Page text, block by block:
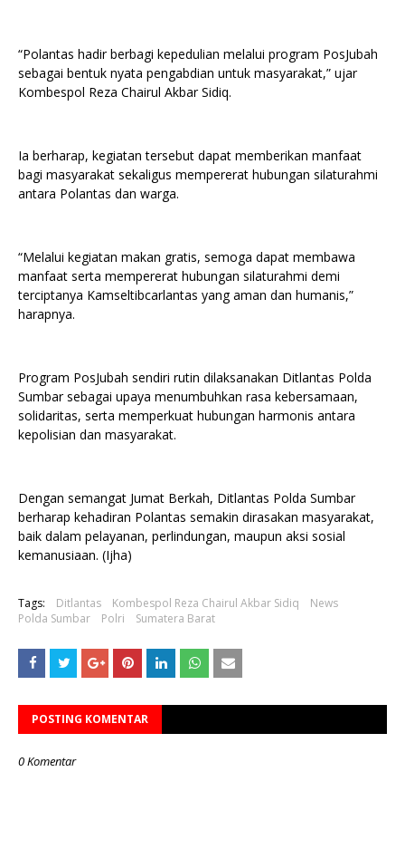
“Polantas hadir berbagi kepedulian melalui program PosJubah
sebagai bentuk nyata pengabdian untuk masyarakat,” ujar
Kombespol Reza Chairul Akbar Sidiq.
Ia berharap, kegiatan tersebut dapat memberikan manfaat
bagi masyarakat sekaligus mempererat hubungan silaturahmi
antara Polantas dan warga.
“Melalui kegiatan makan gratis, semoga dapat membawa
manfaat serta mempererat hubungan silaturahmi demi
terciptanya Kamseltibcarlantas yang aman dan humanis,”
harapnya.
Program PosJubah sendiri rutin dilaksanakan Ditlantas Polda
Sumbar sebagai upaya menumbuhkan rasa kebersamaan,
solidaritas, serta memperkuat hubungan harmonis antara
kepolisian dan masyarakat.
Dengan semangat Jumat Berkah, Ditlantas Polda Sumbar
berharap kehadiran Polantas semakin dirasakan masyarakat,
baik dalam pelayanan, perlindungan, maupun aksi sosial
kemanusiaan. (Ijha)
Tags: Ditlantas Kombespol Reza Chairul Akbar Sidiq
News
Polda Sumbar
Polri Sumatera Barat
POSTING KOMENTAR
0 Komentar